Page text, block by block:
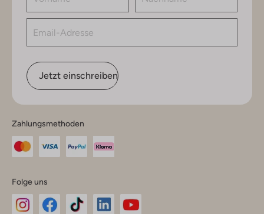
Jetzt einschreiben
Zahlungsmethoden
Folge uns